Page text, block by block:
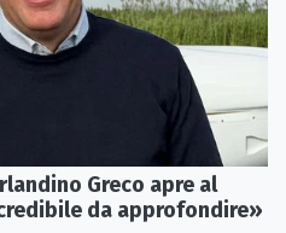
Greco apre al
da approfondire»